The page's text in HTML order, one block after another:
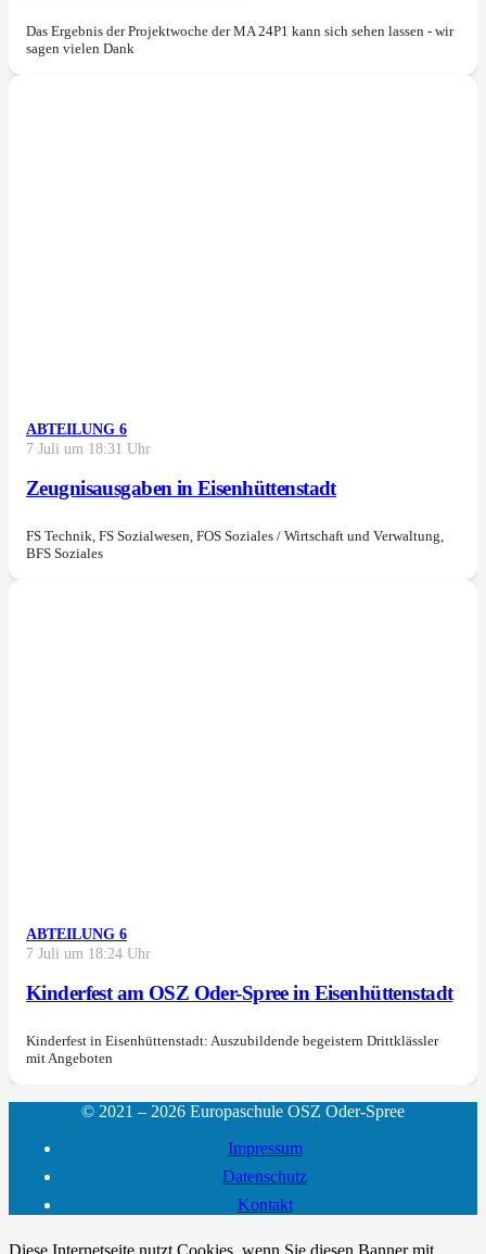
Das Ergebnis der Projektwoche der MA 24P1 kann sich sehen lassen - wir
sagen vielen Dank
ABTEILUNG 6
7 Juli um 18:31 Uhr
Zeugnisausgaben in Eisenhüttenstadt
FS Technik, FS Sozialwesen, FOS Soziales / Wirtschaft und Verwaltung,
BFS Soziales
ABTEILUNG 6
7 Juli um 18:24 Uhr
Kinderfest am OSZ Oder-Spree in Eisenhüttenstadt
Kinderfest in Eisenhüttenstadt: Auszubildende begeistern Drittklässler
mit Angeboten
© 2021 – 2026 Europaschule OSZ Oder-Spree
Impressum
Datenschutz
Kontakt
Diese Internetseite nutzt Cookies, wenn Sie diesen Banner mit